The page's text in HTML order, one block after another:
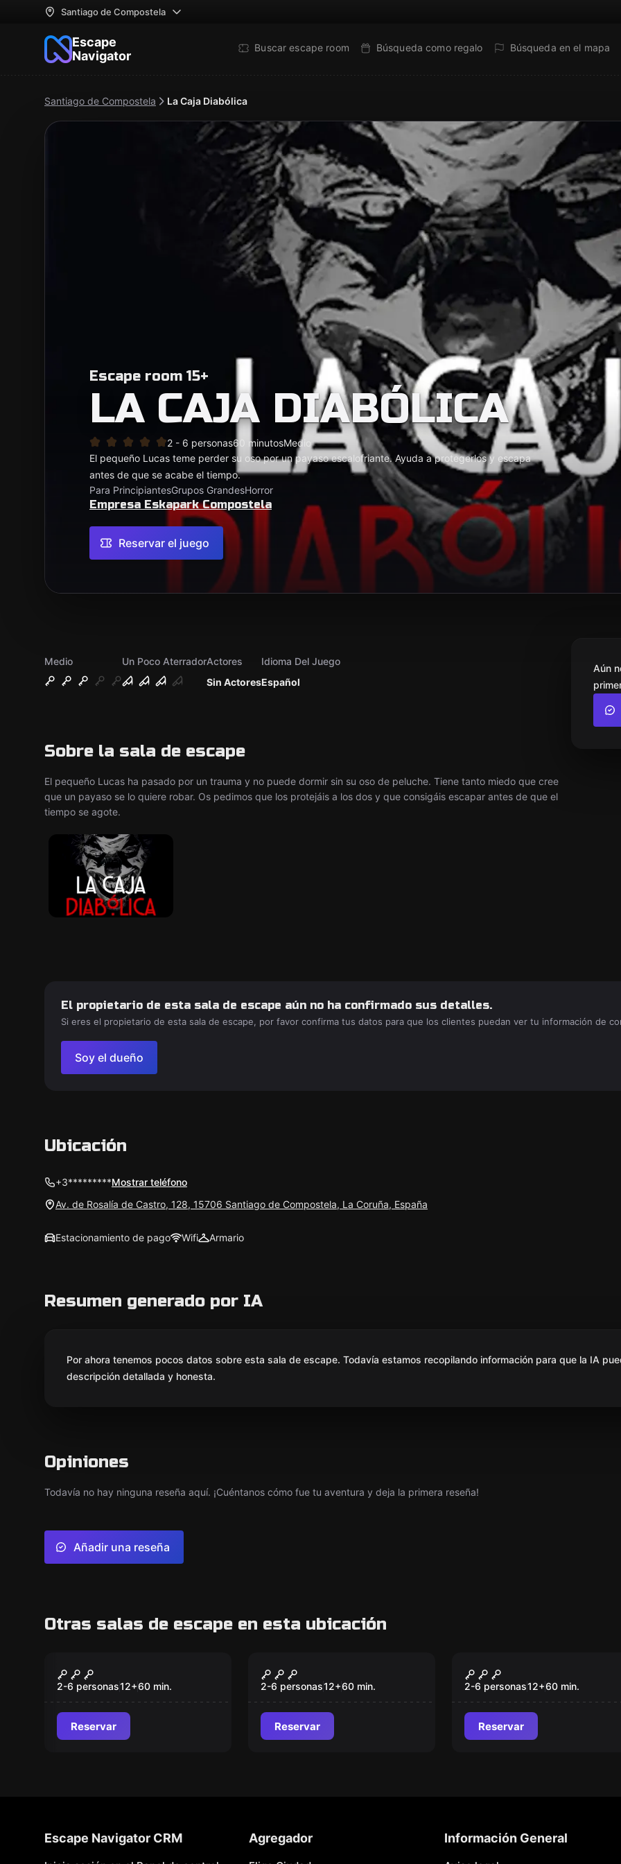
Santiago de Compostela
Escape
Navigator
Buscar escape room Búsqueda como regalo Búsqueda en el mapa
Santiago de Compostela La Caja Diabólica
Escape room 15+
LA CAJA DIABÓLICA
2 - 6 personas60 minutosMedio
El pequeño Lucas teme perder su oso por un payaso escalofriante. Ayuda a protegerlos y escapa
antes de que se acabe el tiempo.
Para PrincipiantesGrupos GrandesHorror
Empresa Eskapark Compostela
Reservar el juego
Medio
Un Poco Aterrador
Sin Actores
Actores
Español
Idioma Del Juego
Sobre la sala de escape
El pequeño Lucas ha pasado por un trauma y no puede dormir sin su oso de peluche. Tiene tanto miedo que cree
que un payaso se lo quiere robar. Os pedimos que los protejáis a los dos y que consigáis escapar antes de que el
tiempo se agote.
Aún
El propietario de esta sala de escape aún no ha confirmado sus detalles.
Si eres el propietario de esta sala de escape, por favor confirma tus datos para que los clientes puedan ver tu información de
Soy el dueño
Ubicación
+3*********Mostrar teléfono
Av. de Rosalía de Castro, 128, 15706 Santiago de Compostela, La Coruña, España
Estacionamiento de pago Wifi Armario
Resumen generado por IA
Por ahora tenemos pocos datos sobre esta sala de escape. Todavía estamos recopilando información para que la IA
descripción detallada y honesta.
Opiniones
Todavía no hay ninguna reseña aquí. ¡Cuéntanos cómo fue tu aventura y deja la primera reseña!
Añadir una reseña
Otras salas de escape en esta ubicación
Origen
2-6 personas12+60 min.
Reservar
Alkatraz Classic
2-6 personas12+60 min.
Reservar
Alkatraz Medieval
2-6 personas12+60 min.
Reservar
Escape Navigator CRM Agregador Información General